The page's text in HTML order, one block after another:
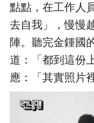
點點，在工作人
去自我」，慢慢
陣。聽完金鍾國
道：「都到這份
應：「其實照片